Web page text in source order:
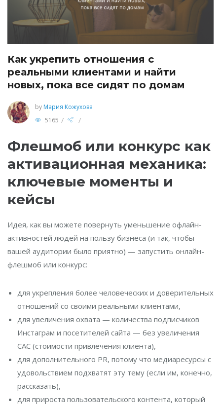
Как укрепить отношения с
реальными клиентами и найти
новых, пока все сидят по домам
by Мария Кожухова
5165 / /
Флешмоб или конкурс как
активационная механика:
ключевые моменты и
кейсы
Идея, как вы можете повернуть уменьшение офлайн-
активностей людей на пользу бизнеса (и так, чтобы
вашей аудитории было приятно) — запустить онлайн-
флешмоб или конкурс:
для укрепления более человеческих и доверительных
отношений со своими реальными клиентами,
для увеличения охвата — количества подписчиков
Инстаграм и посетителей сайта — без увеличения
CAC (стоимости привлечения клиента),
для дополнительного PR, потому что медиаресурсы с
удовольствием подхватят эту тему (если им, конечно,
рассказать),
для прироста пользовательского контента, который